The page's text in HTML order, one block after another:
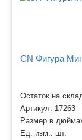
CN Фигура
Остаток на
Артикул: 17263
Размер в
Ед. изм.: шт.